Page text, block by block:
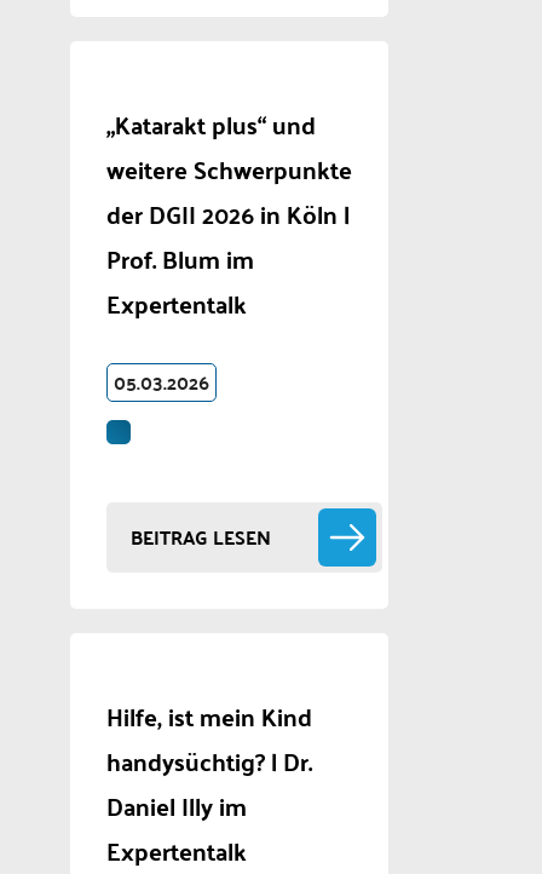
„Katarakt plus“ und
weitere Schwerpunkte
der DGII 2026 in Köln |
Prof. Blum im
Expertentalk
05.03.2026
BEITRAG LESEN
Hilfe, ist mein Kind
handysüchtig? | Dr.
Daniel Illy im
Expertentalk